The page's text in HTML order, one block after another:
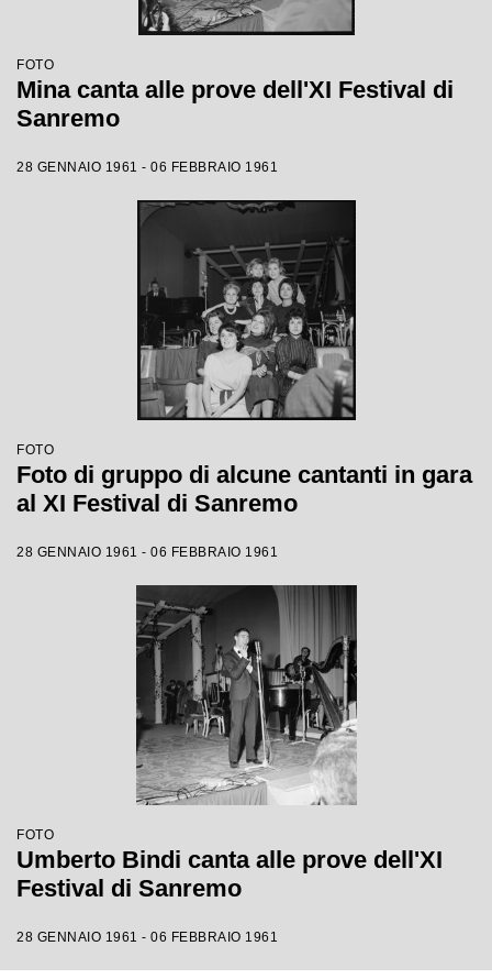
FOTO
Mina canta alle prove dell'XI Festival di
Sanremo
28 GENNAIO 1961 - 06 FEBBRAIO 1961
FOTO
Foto di gruppo di alcune cantanti in gara
al XI Festival di Sanremo
28 GENNAIO 1961 - 06 FEBBRAIO 1961
FOTO
Umberto Bindi canta alle prove dell'XI
Festival di Sanremo
28 GENNAIO 1961 - 06 FEBBRAIO 1961